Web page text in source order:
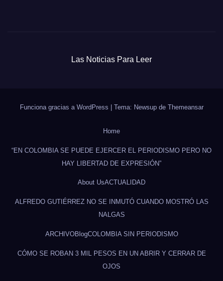
Las Noticias Para Leer
Funciona gracias a WordPress | Tema: Newsup de Themeansar
Home
“EN COLOMBIA SE PUEDE EJERCER EL PERIODISMO PERO NO
HAY LIBERTAD DE EXPRESIÓN”
About UsACTUALIDAD
ALFREDO GUTIÉRREZ NO SE INMUTÓ CUANDO MOSTRÓ LAS
NALGAS
ARCHIVOBlogCOLOMBIA SIN PERIODISMO
CÓMO SE ROBAN 3 MIL PESOS EN UN ABRIR Y CERRAR DE
OJOS